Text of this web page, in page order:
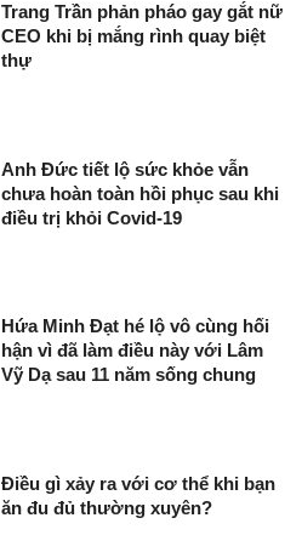
Trang Trần phản pháo gay gắt nữ
CEO khi bị mắng rình quay biệt
thự
Anh Đức tiết lộ sức khỏe vẫn
chưa hoàn toàn hồi phục sau khi
điều trị khỏi Covid-19
Hứa Minh Đạt hé lộ vô cùng hối
hận vì đã làm điều này với Lâm
Vỹ Dạ sau 11 năm sống chung
Điều gì xảy ra với cơ thể khi bạn
ăn đu đủ thường xuyên?